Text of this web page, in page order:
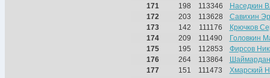
171
198 113346
Наседкин
172
203 113628
Савихин
173
142 111176
Крючков
174
209 111490
Головкин
175
195 112853
Фирсов
176
264 113864
177
151 111473
Хмарский